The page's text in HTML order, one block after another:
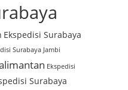
Ekspedisi Surabaya
Surabaya Jambi
Ekspedisi
Surabaya